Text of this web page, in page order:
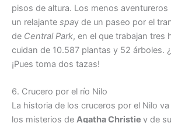
pisos de altura. Los menos
un relajante spay de un paseo por el
de Central Park, en el que trabajan tres
cuidan de 10.587 plantas y 52 árboles.
¡Pues toma dos tazas!
6. Crucero por el río Nilo
La historia de los cruceros por el Nilo
los misterios de Agatha Christie y de